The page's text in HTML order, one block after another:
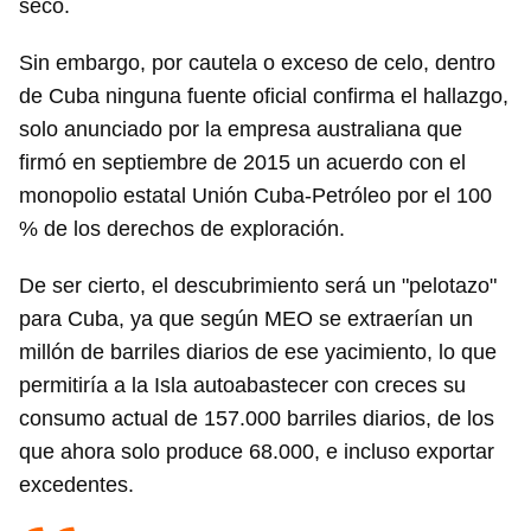
seco.
Sin embargo, por cautela o exceso de celo, dentro
de Cuba ninguna fuente oficial confirma el hallazgo,
solo anunciado por la empresa australiana que
firmó en septiembre de 2015 un acuerdo con el
monopolio estatal Unión Cuba-Petróleo por el 100
% de los derechos de exploración.
De ser cierto, el descubrimiento será un "pelotazo"
para Cuba, ya que según MEO se extraerían un
millón de barriles diarios de ese yacimiento, lo que
permitiría a la Isla autoabastecer con creces su
consumo actual de 157.000 barriles diarios, de los
que ahora solo produce 68.000, e incluso exportar
excedentes.